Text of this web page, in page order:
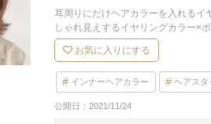
耳周りにだけヘアカラーを入れるイ
しゃれ見えするイヤリングカラー×
お気に入りにする
インナーヘアカラー ヘアスタ
公開日： 2021/11/24